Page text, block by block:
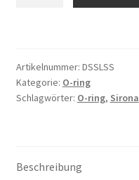
L
Sprayvit
Gasket
Artikelnummer: DSSLSS
Kategorie: O-ring
Schlagwörter: O-ring, Sirona
Beschreibung